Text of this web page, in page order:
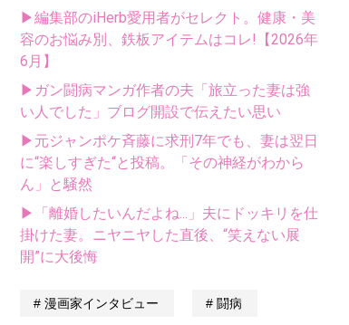
▶編集部のiHerb愛用者がセレクト。健康・美
容のお悩み別、鉄板アイテムはコレ!【2026年
6月】
▶ガン闘病マンガ作者の夫「旅立った妻は強
い人でした」ブログ開設で伝えたい思い
▶元ジャンポケ斉藤に求刑7年でも、妻は翌日
に“楽しすぎた“と投稿。「その神経がわから
ん」と騒然
▶「離婚したいんだよね...」夫にドッキリを仕
掛けた妻。ニヤニヤした直後、“笑えない展
開”に大後悔
漫画家インタビュー 闘病